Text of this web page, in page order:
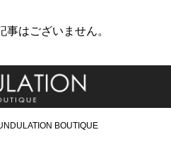
事はございません。
BOUTIQUE